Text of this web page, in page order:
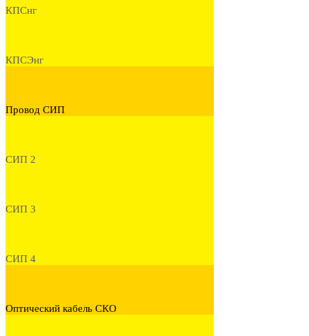
КПСнг
КПСЭнг
Провод СИП
СИП 2
СИП 3
СИП 4
Оптический кабель СКО